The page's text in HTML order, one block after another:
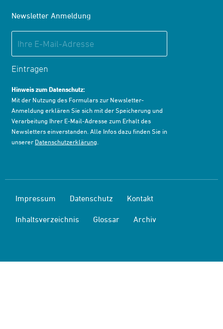
Newsletter Anmeldung
Eintragen
Hinweis zum Datenschutz:
Mit der Nutzung des Formulars zur Newsletter-
Anmeldung erklären Sie sich mit der Speicherung und
Verarbeitung Ihrer E-Mail-Adresse zum Erhalt des
Newsletters einverstanden. Alle Infos dazu finden Sie in
unserer Datenschutzerklärung.
Impressum Datenschutz Kontakt
Inhaltsverzeichnis Glossar Archiv